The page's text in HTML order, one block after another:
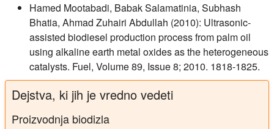
Hamed Mootabadi, Babak Salamatinia, Subhash
Bhatia, Ahmad Zuhairi Abdullah (2010): Ultrasonic-
assisted biodiesel production process from palm oil
using alkaline earth metal oxides as the heterogeneous
catalysts. Fuel, Volume 89, Issue 8; 2010. 1818-1825.
Dejstva, ki jih je vredno vedeti
Proizvodnja biodizla